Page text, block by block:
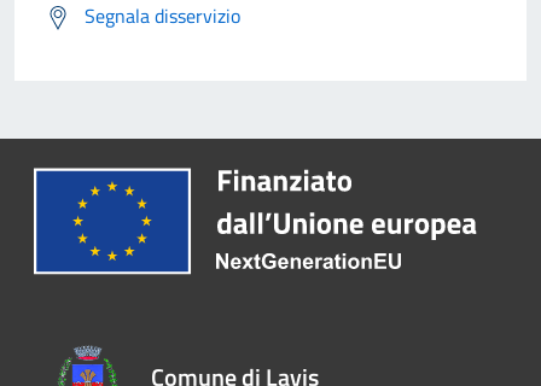
Segnala disservizio
Comune di Lavis